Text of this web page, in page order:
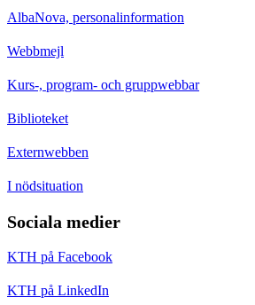
AlbaNova, personalinformation
Webbmejl
Kurs-, program- och gruppwebbar
Biblioteket
Externwebben
I nödsituation
Sociala medier
KTH på Facebook
KTH på LinkedIn